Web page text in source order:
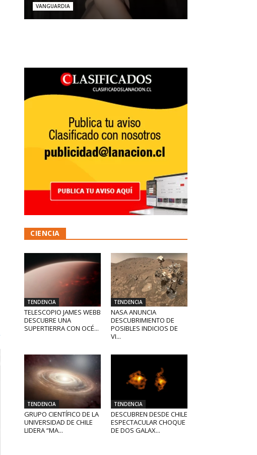
VANGUARDIA
CIENCIA
TENDENCIA
TELESCOPIO JAMES WEBB
DESCUBRE UNA
SUPERTIERRA CON OCÉ...
TENDENCIA
NASA ANUNCIA
DESCUBRIMIENTO DE
POSIBLES INDICIOS DE
VI...
TENDENCIA
GRUPO CIENTÍFICO DE LA
UNIVERSIDAD DE CHILE
LIDERA “MA...
TENDENCIA
DESCUBREN DESDE CHILE
ESPECTACULAR CHOQUE
DE DOS GALAX...